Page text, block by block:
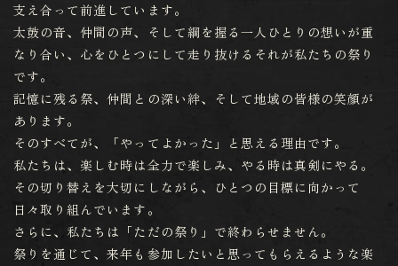
支え合って前進しています。
太鼓の音、仲間の声、そして綱を握る一人ひとりの想いが重
なり合い、心をひとつにして走り抜けるそれが私たちの祭り
です。
記憶に残る祭、仲間との深い絆、そして地域の皆様の笑顔が
あります。
そのすべてが、「やってよかった」と思える理由です。
私たちは、楽しむ時は全力で楽しみ、やる時は真剣にやる。
その切り替えを大切にしながら、ひとつの目標に向かって
日々取り組んでいます。
さらに、私たちは「ただの祭り」で終わらせません。
祭りを通じて、来年も参加したいと思ってもらえるような楽